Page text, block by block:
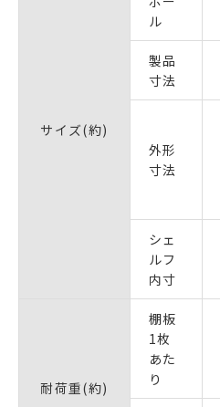
サイズ(約)
ル
製品
寸法
外形
寸法
シェ
ルフ
内寸
耐荷重(約)
棚板
1枚
あた
り